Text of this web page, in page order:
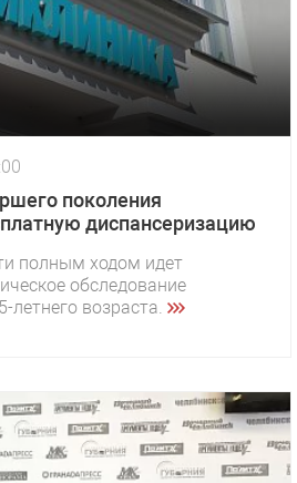
поколения
диспансеризацию
полным ходом идет
обследование
летнего возраста.